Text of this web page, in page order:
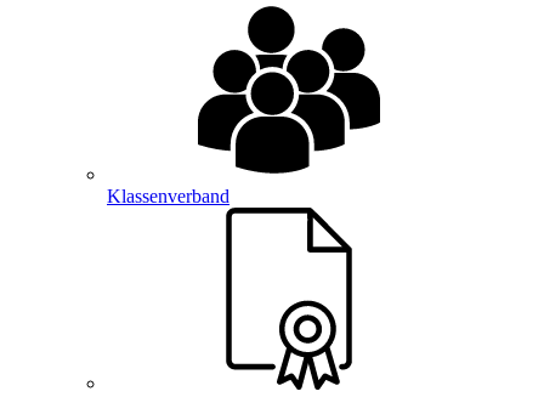
Klassenverband